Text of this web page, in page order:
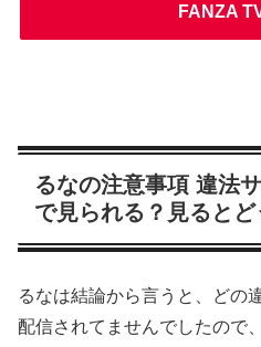
FANZA
るなの注意事項 違法
で見られる？見るとど
るなは結論から言うと、どの
配信されてませんでしたので